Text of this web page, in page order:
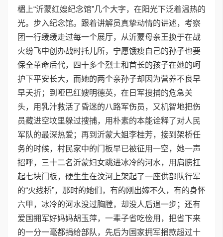
楣上“沂蒙红嫂纪念馆”几个大字，在阳光下泛着温热的
光。步入纪念馆。跟着讲解员真挚动情的讲述，考察
团一行缓缓走过每一个展厅，从沂蒙母亲王换于在战
火纷飞中创办战时托儿所，宁愿饿瘦自己的孙子也要
保全革命后代，四十多个烈士和首长的孩子在她的呵
护下平安长大，而她的两个亲孙子却因为营养不良早
早夭折；到哑巴红嫂明德英，在日军搜捕的危急关
头，用乳汁救活了昏迷的八路军伤员，又机智地把伤
员藏进空坟里躲过搜捕，用朴素的本能诠释了对人民
军队的最深热爱；再到沂蒙大姐李桂芳，接到架桥任
务的时候，村民家中的门板早已被征用一空，她一声
招呼，三十二名沂蒙妇女跳进冰冷的河水，用肩膀扛
起七块门板，硬生生在汶河上架起了一座供部队行军
的“火线桥”，那时的她们，有的刚出嫁不久，有的身怀
六甲，冰冷的河水没过胸膛，却没人后退一步；还有
爱国拥军好妈妈胡玉萍，一辈子省吃俭用，把省下来
的一分一毫都捐给部队，先后为国家拥军捐款超过十